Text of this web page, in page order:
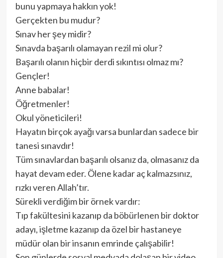
bunu yapmaya hakkın yok!
Gerçekten bu mudur?
Sınav her şey midir?
Sınavda başarılı olamayan rezil mi olur?
Başarılı olanın hiçbir derdi sıkıntısı olmaz mı?
Gençler!
Anne babalar!
Öğretmenler!
Okul yöneticileri!
Hayatın birçok ayağı varsa bunlardan sadece bir
tanesi sınavdır!
Tüm sınavlardan başarılı olsanız da, olmasanız da
hayat devam eder. Ölene kadar aç kalmazsınız,
rızkı veren Allah’tır.
Sürekli verdiğim bir örnek vardır:
Tıp fakültesini kazanıp da böbürlenen bir doktor
adayı, işletme kazanıp da özel bir hastaneye
müdür olan bir insanın emrinde çalışabilir!